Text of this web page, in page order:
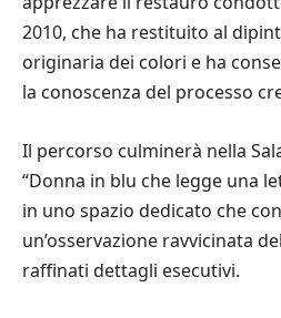
2010, che ha restituito al
originaria dei colori e ha
la conoscenza del processo
Il percorso culminerà nella
“Donna in blu che legge una
in uno spazio dedicato che
un’osservazione ravvicinata
raffinati dettagli esecutivi.